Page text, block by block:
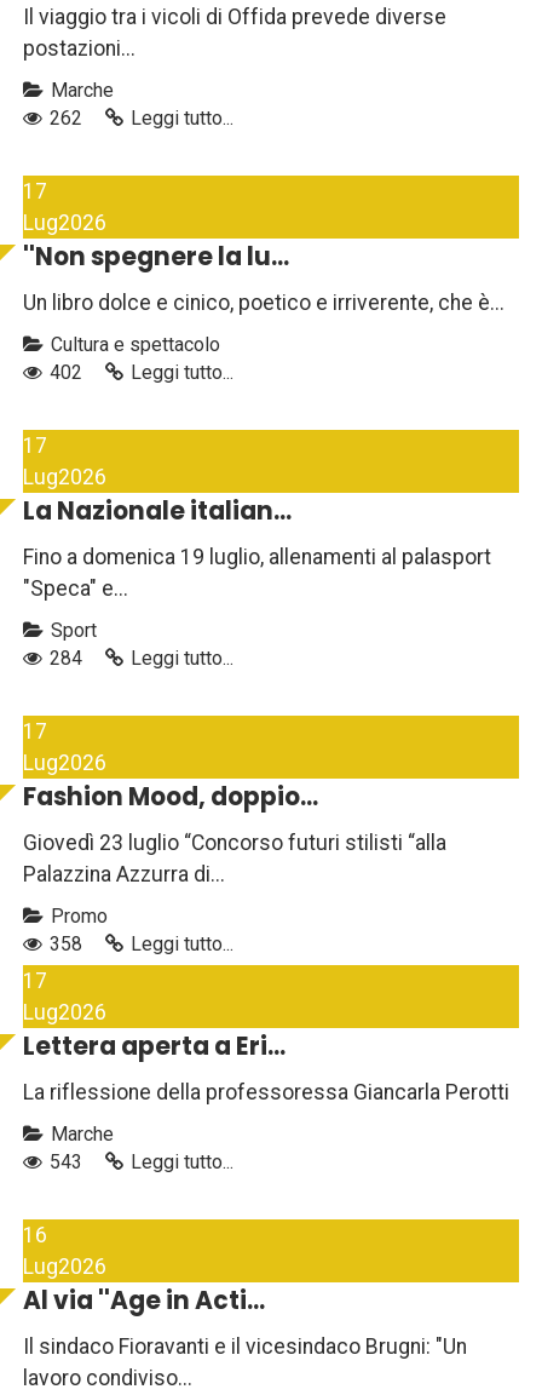
Il viaggio tra i vicoli di Offida prevede diverse
postazioni...
Marche
262
Leggi tutto...
17
Lug2026
''Non spegnere la lu...
Un libro dolce e cinico, poetico e irriverente, che è...
Cultura e spettacolo
402
Leggi tutto...
17
Lug2026
La Nazionale italian...
Fino a domenica 19 luglio, allenamenti al palasport
"Speca" e...
Sport
284
Leggi tutto...
17
Lug2026
Fashion Mood, doppio...
Giovedì 23 luglio “Concorso futuri stilisti “alla
Palazzina Azzurra di...
Promo
358
Leggi tutto...
17
Lug2026
Lettera aperta a Eri...
La riflessione della professoressa Giancarla Perotti
Marche
543
Leggi tutto...
16
Lug2026
Al via ''Age in Acti...
Il sindaco Fioravanti e il vicesindaco Brugni: "Un
lavoro condiviso...